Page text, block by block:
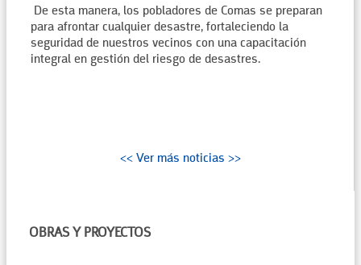
De esta manera, los pobladores de Comas se preparan
para afrontar cualquier desastre, fortaleciendo la
seguridad de nuestros vecinos con una capacitación
integral en gestión del riesgo de desastres.
<< Ver más noticias >>
OBRAS Y PROYECTOS